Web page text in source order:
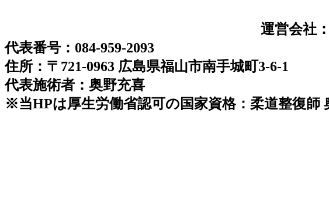
運営会社
代表番号：084-959-2093
住所：〒721-0963 広島県福山市南手城町3-6-1
代表施術者：奥野充喜
※当HPは厚生労働省認可の国家資格：柔道整復師